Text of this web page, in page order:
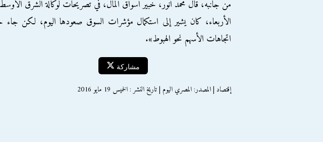
من جانبه، قال محمد أنور، خبير أسواق المال، في تصريحات لوكالة الشرق
الأربعاء، كان يشير إلى استكمال مؤشرات السوق صعودها اليوم، لكن جاء
اتجاهات الأسهم نحو الهبوط».
مشاركة
إقتصاد | المصدر: المصري اليوم | تاريخ النشر : الخميس 19 مايو 2016